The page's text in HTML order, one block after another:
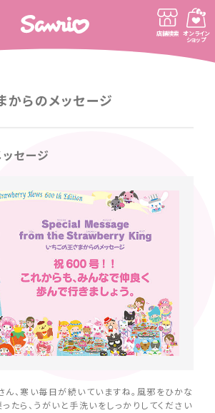
店舗検索 オンライン
ショップ
からのメッセージ
セージ
ん、寒い毎日が続いていますね。風邪をひかな
たら、うがいと手洗いをしっかりしてください